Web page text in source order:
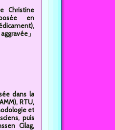
Christine
en
」
dans la
RTU,
et
puis
Cilag,